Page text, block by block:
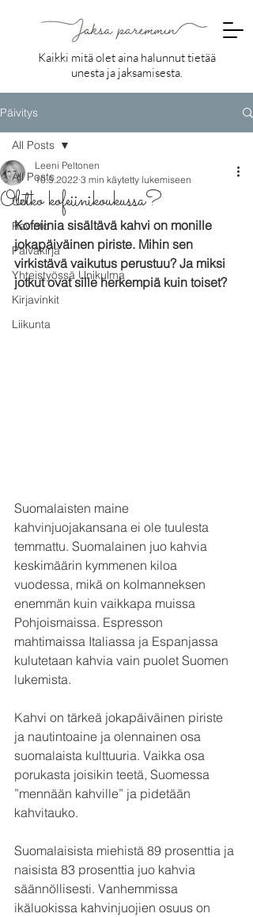
Kaikki mitä olet aina halunnut tietää
unesta ja jaksamisesta.
Päivitys
All Posts
Uni
Ravinto
Päiväkirja
Yhteistyössä Unikulma
Kirjavinkit
Liikunta
All Posts
Oletko kofeiinikoukussa?
Leeni Peltonen
10.5.2022 3 min käytetty lukemiseen
Kofeiinia sisältävä kahvi on monille
jokapäiväinen piriste. Mihin sen
virkistävä vaikutus perustuu? Ja miksi
jotkut ovat sille herkempiä kuin toiset?
Suomalaisten maine
kahvinjuojakansana ei ole tuulesta
temmattu. Suomalainen juo kahvia
keskimäärin kymmenen kiloa
vuodessa, mikä on kolmanneksen
enemmän kuin vaikkapa muissa
Pohjoismaissa. Espresson
mahtimaissa Italiassa ja Espanjassa
kulutetaan kahvia vain puolet Suomen
lukemista.
Kahvi on tärkeä jokapäiväinen piriste
ja nautintoaine ja olennainen osa
suomalaista kulttuuria. Vaikka osa
porukasta joisikin teetä, Suomessa
”mennään kahville” ja pidetään
kahvitauko.
Suomalaisista miehistä 89 prosenttia ja
naisista 83 prosenttia juo kahvia
säännöllisesti. Vanhemmissa
ikäluokissa kahvinjuojien osuus on